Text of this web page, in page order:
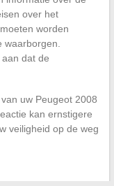
over het
worden
waarborgen.
dat de
uw Peugeot 2008
kan ernstigere
veiligheid op de weg